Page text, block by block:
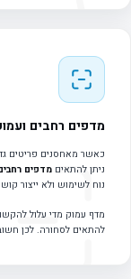
מדפים רחבים
כאשר מאחסנים פריטים
ניתן להתאים מדפים
נוח לשימוש ולא ייצור
מדף עמוק מדי עלול
להתאים לסחורה. לכן